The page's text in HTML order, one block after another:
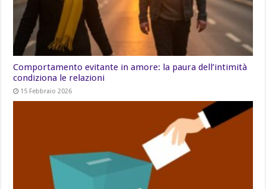
Comportamento evitante in amore: la paura dell’intimità
condiziona le relazioni
15 Febbraio 2026